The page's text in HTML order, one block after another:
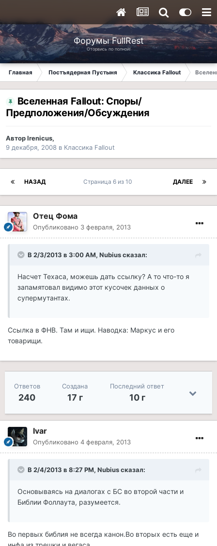
Форумы FullRest
Оторвись по полной!
Главная Постъядерная Пустыня Классика Fallout
Вселенная Fallout: Споры/
Предположения/Обсуждения
АвторIrenicus,
9 декабря, 2008 в Классика Fallout
НАЗАД ДАЛЕЕ
Страница 6 из 10
Отец Фома
Опубликовано 3 февраля, 2013
В 2/3/2013 в 3:00 AM, Nubius сказал:
Насчет Техаса, можешь дать ссылку? А то что-то я
запамятовал видимо этот кусочек данных о
супермутантах.
Ссылка в ФНВ. Там и ищи. Наводка: Маркус и его
товарищи.
Ответов
240
Создана
17 г
Последний ответ
10 г
Ivar
Опубликовано 4 февраля, 2013
В 2/4/2013 в 8:27 PM, Nubius сказал:
Основываясь на диалогах с БС во второй части и
Библии Фоллаута, разумеется.
Во первых библия не всегда канон.Во вторых есть еще и